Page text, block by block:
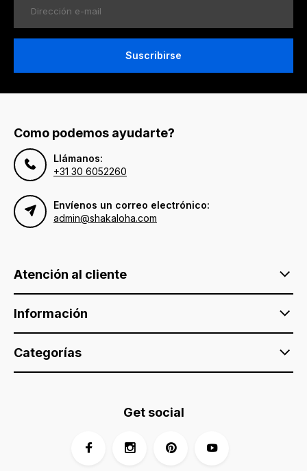
Suscribirse
Como podemos ayudarte?
Llámanos:
+31 30 6052260
Envíenos un correo electrónico:
admin@shakaloha.com
Atención al cliente
Información
Categorías
Get social